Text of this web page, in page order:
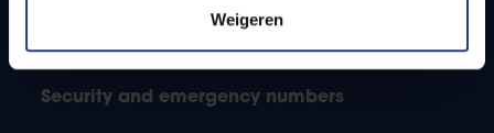
Weigeren
Working students
Security and emergency numbers